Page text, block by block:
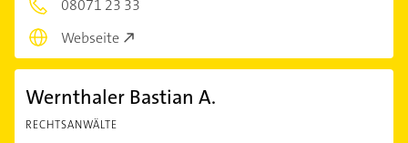
08071 23 33
Webseite
Wernthaler Bastian A.
RECHTSANWÄLTE